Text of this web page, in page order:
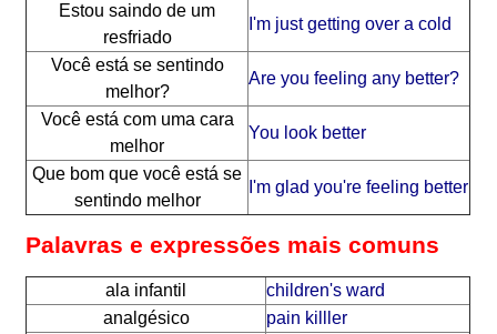
Estou saindo de um
resfriado
I'm just getting over a cold
Você está se sentindo
melhor?
Are you feeling any better?
Você está com uma cara
melhor
You look better
Que bom que você está se
sentindo melhor
I'm glad you're feeling better
Palavras e expressões mais comuns
ala infantil
children's ward
analgésico
pain killler